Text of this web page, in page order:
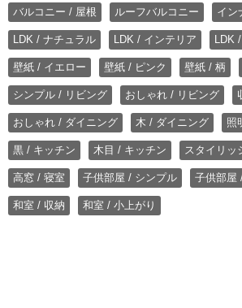
バルコニー / 屋根 ルーフバルコニー イン
LDK / ナチュラル LDK / インテリア LDK
壁紙 / イエロー 壁紙 / ピンク 壁紙 / 柄
シンプル / リビング おしゃれ / リビング
おしゃれ / ダイニング 木 / ダイニング 照
黒 / キッチン 木目 / キッチン スタイリッ
高窓 / 寝室 子供部屋 / シンプル 子供部屋
和室 / 収納 和室 / 小上がり